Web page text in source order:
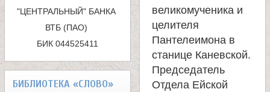
"ЦЕНТРАЛЬНЫЙ" БАНКА
ВТБ (ПАО)
БИК 044525411
БИБЛИОТЕКА «СЛОВО»
к
а
великомученика и
целителя
Пантелеимона в
станице Каневской.
Председатель
Отдела Ейской